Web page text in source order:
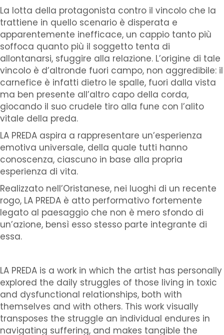
La lotta della protagonista contro il vincolo che la
trattiene in quello scenario è disperata e
apparentemente inefficace, un cappio tanto più
soffoca quanto più il soggetto tenta di
allontanarsi, sfuggire alla relazione. L’origine di tale
vincolo è d’altronde fuori campo, non aggredibile: il
carnefice è infatti dietro le spalle, fuori dalla vista
ma ben presente all’altro capo della corda,
giocando il suo crudele tiro alla fune con l’alito
vitale della preda.
LA PREDA aspira a rappresentare un’esperienza
emotiva universale, della quale tutti hanno
conoscenza, ciascuno in base alla propria
esperienza di vita.
Realizzato nell’Oristanese, nei luoghi di un recente
rogo, LA PREDA è atto performativo fortemente
legato al paesaggio che non è mero sfondo di
un’azione, bensì esso stesso parte integrante di
essa.
LA PREDA is a work in which the artist has personally
explored the daily struggles of those living in toxic
and dysfunctional relationships, both with
themselves and with others. This work visually
transposes the struggle an individual endures in
navigating suffering, and makes tangible the